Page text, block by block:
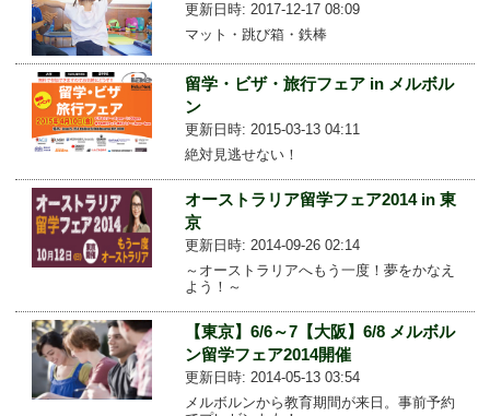
更新日時: 2017-12-17 08:09
マット・跳び箱・鉄棒
留学・ビザ・旅行フェア in メルボル
ン
更新日時: 2015-03-13 04:11
絶対見逃せない！
オーストラリア留学フェア2014 in 東
京
更新日時: 2014-09-26 02:14
～オーストラリアへもう一度！夢をかなえ
よう！～
【東京】6/6～7【大阪】6/8 メルボル
ン留学フェア2014開催
更新日時: 2014-05-13 03:54
メルボルンから教育期間が来日。事前予約